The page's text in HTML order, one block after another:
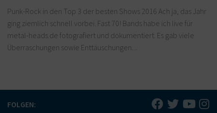
Punk-Rock in den Top 3 der besten Shows 2016 Ach ja, das Jahr
ging ziemlich schnell vorbei. Fast 70! Bands habe ich live für
metal-heads.de fotografiert und dokumentiert. Es gab viele
Überraschungen sowie Enttäuschungen....
FOLGEN: